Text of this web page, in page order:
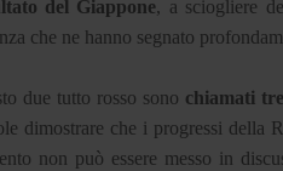
del Giappone, a sciogliere
che ne hanno segnato
due tutto rosso sono chiamati
dimostrare che i progressi della
non può essere messo in